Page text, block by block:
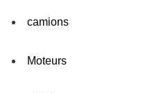
camions
Moteurs